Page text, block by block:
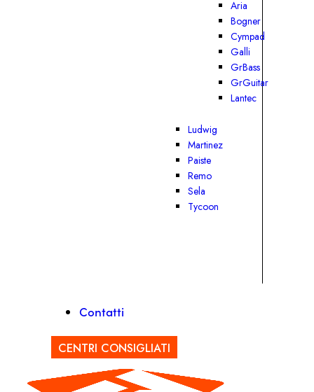
Aria
Bogner
Cympad
Galli
GrBass
GrGuitar
Lantec
Ludwig
Martinez
Paiste
Remo
Sela
Tycoon
Contatti
CENTRI CONSIGLIATI